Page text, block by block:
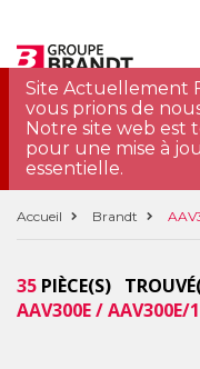
Site Actuellement
vous prions de
Notre site web est
pour une mise à
essentielle.
Accueil Brandt
35 PIÈCE(S)
AAV300E / AAV300E/1